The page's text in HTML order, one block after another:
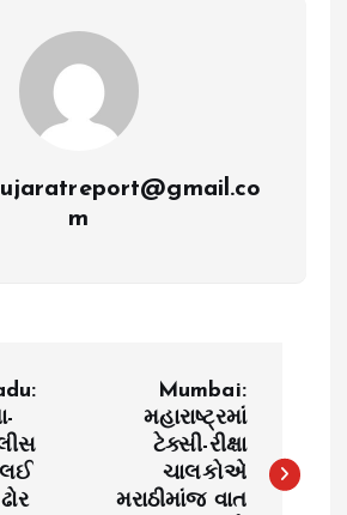
m
લઈ
Mumbai:
મહારાષ્ટ્રમાં
ટેક્સી-રીક્ષા
ચાલકોએ
મરાઠીમાંજ વાત